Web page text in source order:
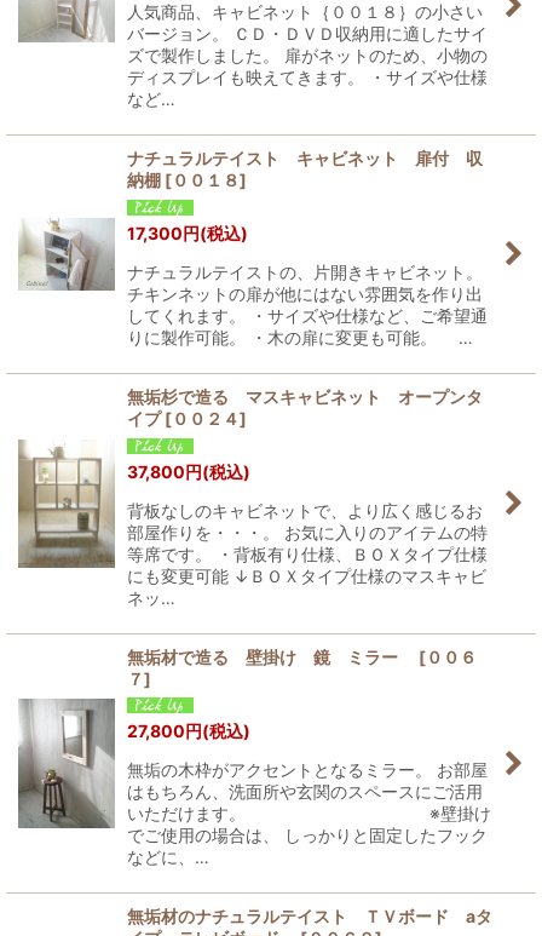
人気商品、キャビネット｛００１８｝の小さい
バージョン。 ＣＤ・ＤＶＤ収納用に適したサイ
ズで製作しました。 扉がネットのため、小物の
ディスプレイも映えてきます。 ・サイズや仕様
など…
ナチュラルテイスト キャビネット 扉付 収
納棚 [００１８]
17,300円(税込)
ナチュラルテイストの、片開きキャビネット。
チキンネットの扉が他にはない雰囲気を作り出
してくれます。 ・サイズや仕様など、ご希望通
りに製作可能。 ・木の扉に変更も可能。 …
無垢杉で造る マスキャビネット オープンタ
イプ [００２４]
37,800円(税込)
背板なしのキャビネットで、より広く感じるお
部屋作りを・・・。 お気に入りのアイテムの特
等席です。 ・背板有り仕様、ＢＯＸタイプ仕様
にも変更可能 ↓ＢＯＸタイプ仕様のマスキャビ
ネッ…
無垢材で造る 壁掛け 鏡 ミラー [００６
７]
27,800円(税込)
無垢の木枠がアクセントとなるミラー。 お部屋
はもちろん、洗面所や玄関のスペースにご活用
いただけます。 ※壁掛け
でご使用の場合は、 しっかりと固定したフック
などに、…
無垢材のナチュラルテイスト ＴＶボード aタ